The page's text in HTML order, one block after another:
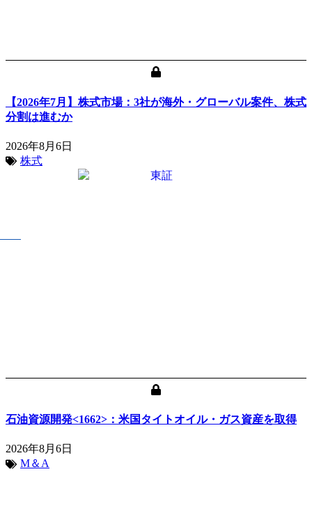
【2026年7月】株式市場：3社が海外・グローバル案件、株式
分割は進むか
2026年8月6日
株式
石油資源開発<1662>：米国タイトオイル・ガス資産を取得
2026年8月6日
M＆A